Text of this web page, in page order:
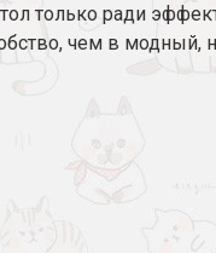
только ради
чем в модный,